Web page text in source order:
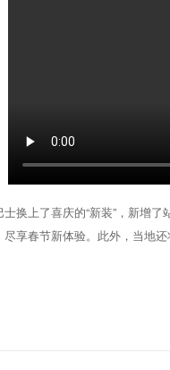
换上了喜庆的“新装”，新增
享春节新体验。此外，当地